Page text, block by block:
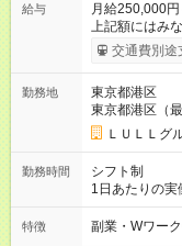
給与
月給250,000
上記額にはみ
ます。 みなし
万円～＋業績
万6，610円分
キルを考慮し
す！ ◎昇給年1回（研修終了後） ◎賞与年2回（2月・8月）＋業
績賞与あり ◤スキルアップも、収入アップも。◢ 入社後の成長
や頑張りは、
上アップした社員も。 エンジニアへの
87％。 スキル
交通費別途
勤務地
東京都港区
東京都港区（
ＬＵＬＬグ
勤務時間
シフト制
1日あたりの
間は異なります 【シフト例】 ・10時00分～19時00分 ・9
特徴 副業・Wワー